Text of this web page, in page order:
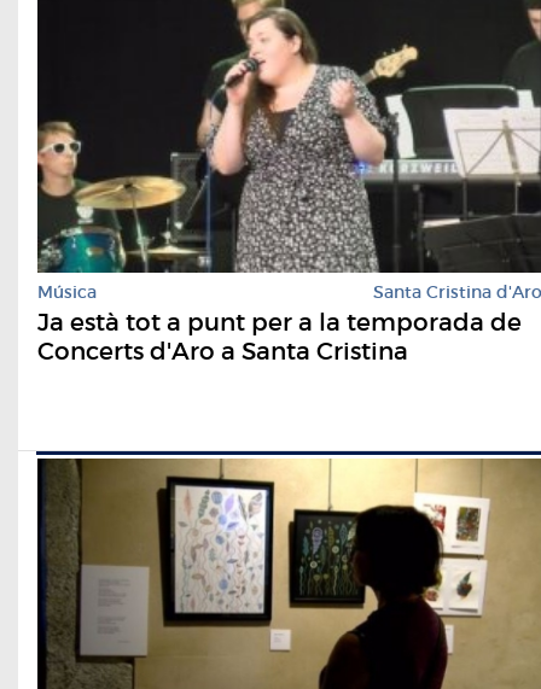
Música Santa Cristina d'Aro
Ja està tot a punt per a la temporada de
Concerts d'Aro a Santa Cristina